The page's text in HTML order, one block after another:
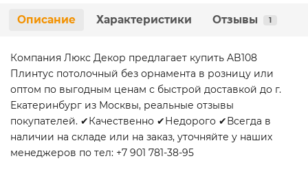
Описание Характеристики Отзывы 1
Компания Люкс Декор предлагает купить AB108
Плинтус потолочный без орнамента в розницу или
оптом по выгодным ценам с быстрой доставкой до г.
Екатеринбург из Москвы, реальные отзывы
покупателей. ✔Качественно ✔Недорого ✔Всегда в
наличии на складе или на заказ, уточняйте у наших
менеджеров по тел: +7 901 781-38-95